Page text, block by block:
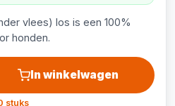
vlees) los is een 100%
honden.
In winkelwagen
stuks